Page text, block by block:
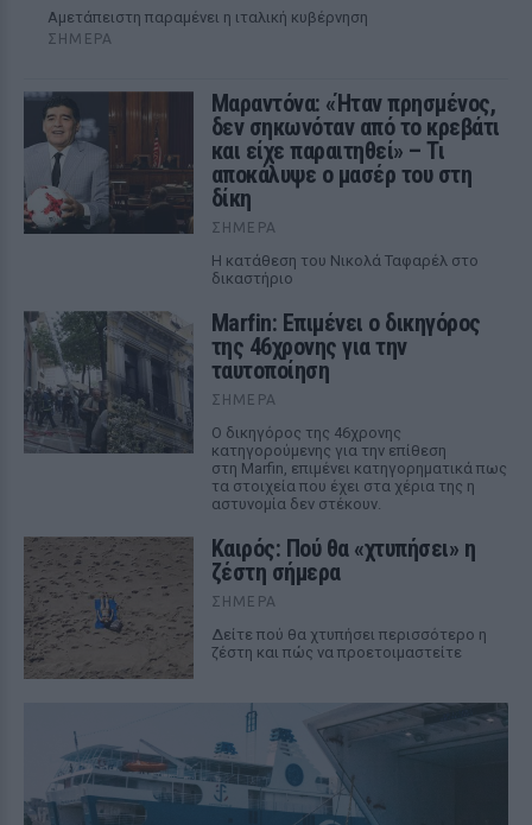
Αμετάπειστη παραμένει η ιταλική κυβέρνηση
ΣΉΜΕΡΑ
Μαραντόνα: «Ήταν πρησμένος,
δεν σηκωνόταν από το κρεβάτι
και είχε παραιτηθεί» – Τι
αποκάλυψε ο μασέρ του στη
δίκη
ΣΉΜΕΡΑ
Η κατάθεση του Νικολά Ταφαρέλ στο
δικαστήριο
Marfin: Επιμένει ο δικηγόρος
της 46χρονης για την
ταυτοποίηση
ΣΉΜΕΡΑ
Ο δικηγόρος της 46χρονης
κατηγορούμενης για την επίθεση
στη Marfin, επιμένει κατηγορηματικά πως
τα στοιχεία που έχει στα χέρια της η
αστυνομία δεν στέκουν.
Καιρός: Πού θα «χτυπήσει» η
ζέστη σήμερα
ΣΉΜΕΡΑ
Δείτε πού θα χτυπήσει περισσότερο η
ζέστη και πώς να προετοιμαστείτε